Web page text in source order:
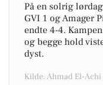
På en solrig
GVI 1 og Amager
endte 4-4.
og begge hold
dyst.
Kilde: Ahmad El-Achi